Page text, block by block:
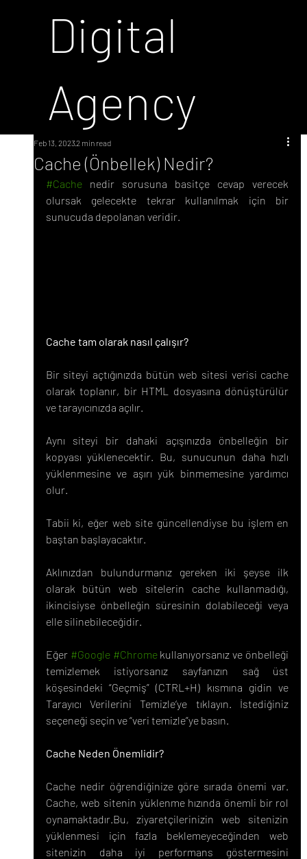
Digital
Agency
Cache (Önbellek) Nedir?
Feb 13, 20232 min read
#Cache nedir sorusuna basitçe cevap verecek
olursak gelecekte tekrar kullanılmak için bir
sunucuda depolanan veridir.
Cache tam olarak nasıl çalışır?
Bir siteyi açtığınızda bütün web sitesi verisi cache
olarak toplanır, bir HTML dosyasına dönüştürülür
ve tarayıcınızda açılır.
Aynı siteyi bir dahaki açışınızda önbelleğin bir
kopyası yüklenecektir. Bu, sunucunun daha hızlı
yüklenmesine ve aşırı yük binmemesine yardımcı
olur.
Tabii ki, eğer web site güncellendiyse bu işlem en
baştan başlayacaktır.
Aklınızdan bulundurmanız gereken iki şeyse ilk
olarak bütün web sitelerin cache kullanmadığı,
ikincisiyse önbelleğin süresinin dolabileceği veya
elle silinebileceğidir.
Eğer #Google #Chrome kullanıyorsanız ve önbelleği
temizlemek istiyorsanız sayfanızın sağ üst
köşesindeki “Geçmiş” (CTRL+H) kısmına gidin ve
Tarayıcı Verilerini Temizle‘ye tıklayın. İstediğiniz
seçeneği seçin ve “veri temizle”ye basın.
Cache Neden Önemlidir?
Cache nedir öğrendiğinize göre sırada önemi var.
Cache, web sitenin yüklenme hızında önemli bir rol
oynamaktadır.Bu, ziyaretçilerinizin web sitenizin
yüklenmesi için fazla beklemeyeceğinden web
sitenizin daha iyi performans göstermesini